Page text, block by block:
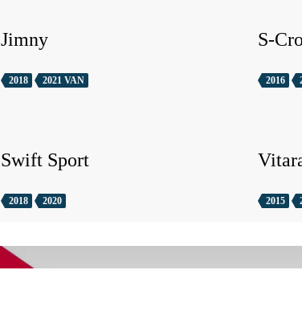
Jimny
2018 2021 VAN
S-
2016
Swift Sport
2018 2020 2015